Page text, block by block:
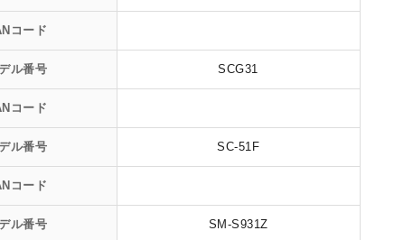
コード
ル番号 SCG31
コード
ル番号 SC-51F
コード
ル番号 SM-S931Z